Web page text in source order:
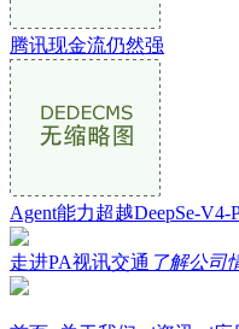
腾讯现金流仍然强
Agent能力超越DeepSe-V4-
走进PA视讯交通 了解公司